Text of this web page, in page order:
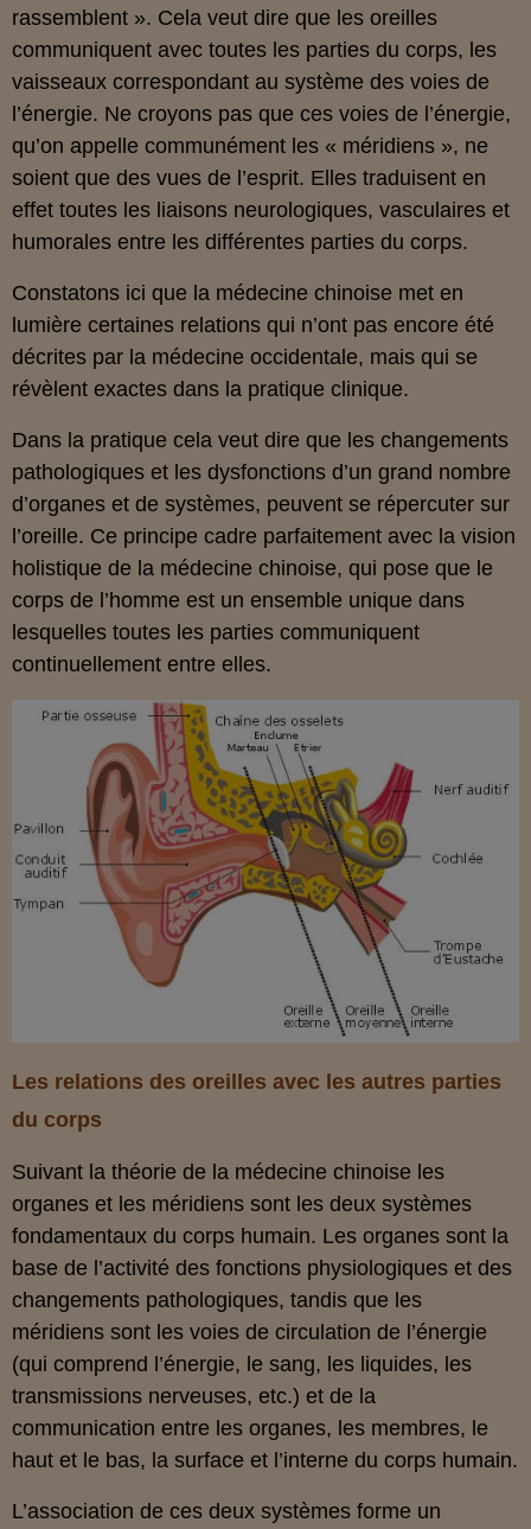
rassemblent ». Cela veut dire que les oreilles
communiquent avec toutes les parties du corps, les
vaisseaux correspondant au système des voies de
l’énergie. Ne croyons pas que ces voies de l’énergie,
qu’on appelle communément les « méridiens », ne
soient que des vues de l’esprit. Elles traduisent en
effet toutes les liaisons neurologiques, vasculaires et
humorales entre les différentes parties du corps.
Constatons ici que la médecine chinoise met en
lumière certaines relations qui n’ont pas encore été
décrites par la médecine occidentale, mais qui se
révèlent exactes dans la pratique clinique.
Dans la pratique cela veut dire que les changements
pathologiques et les dysfonctions d’un grand nombre
d’organes et de systèmes, peuvent se répercuter sur
l’oreille. Ce principe cadre parfaitement avec la vision
holistique de la médecine chinoise, qui pose que le
corps de l’homme est un ensemble unique dans
lesquelles toutes les parties communiquent
continuellement entre elles.
Les relations des oreilles avec les autres parties
du corps
Suivant la théorie de la médecine chinoise les
organes et les méridiens sont les deux systèmes
fondamentaux du corps humain. Les organes sont la
base de l’activité des fonctions physiologiques et des
changements pathologiques, tandis que les
méridiens sont les voies de circulation de l’énergie
(qui comprend l’énergie, le sang, les liquides, les
transmissions nerveuses, etc.) et de la
communication entre les organes, les membres, le
haut et le bas, la surface et l’interne du corps humain.
L’association de ces deux systèmes forme un